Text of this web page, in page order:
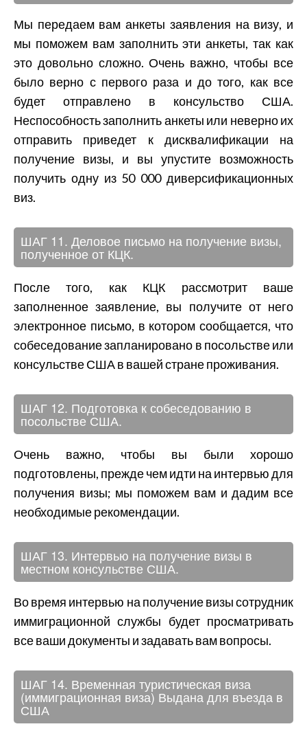
Мы передаем вам анкеты заявления на визу, и
мы поможем вам заполнить эти анкеты, так как
это довольно сложно. Очень важно, чтобы все
было верно с первого раза и до того, как все
будет отправлено в консульство США.
Неспособность заполнить анкеты или неверно их
отправить приведет к дисквалификации на
получение визы, и вы упустите возможность
получить одну из 50 000 диверсификационных
виз.
ШАГ 11. Деловое письмо на получение визы,
полученное от КЦК.
После того, как КЦК рассмотрит ваше
заполненное заявление, вы получите от него
электронное письмо, в котором сообщается, что
собеседование запланировано в посольстве или
консульстве США в вашей стране проживания.
ШАГ 12. Подготовка к собеседованию в
посольстве США.
Очень важно, чтобы вы были хорошо
подготовлены, прежде чем идти на интервью для
получения визы; мы поможем вам и дадим все
необходимые рекомендации.
ШАГ 13. Интервью на получение визы в
местном консульстве США.
Во время интервью на получение визы сотрудник
иммиграционной службы будет просматривать
все ваши документы и задавать вам вопросы.
ШАГ 14. Временная туристическая виза
(иммиграционная виза) Выдана для въезда в
США